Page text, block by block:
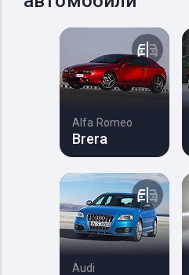
Alfa Romeo
Brera
Audi